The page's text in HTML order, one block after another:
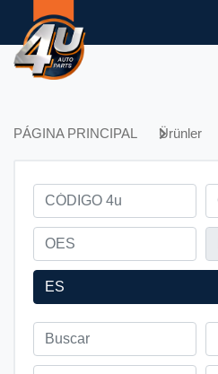
PÁGINA PRINCIPAL Ürünler
ES